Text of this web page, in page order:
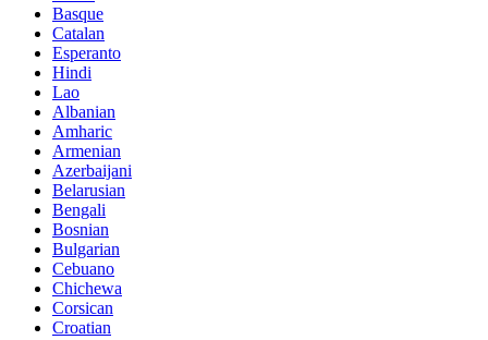
Basque
Catalan
Esperanto
Hindi
Lao
Albanian
Amharic
Armenian
Azerbaijani
Belarusian
Bengali
Bosnian
Bulgarian
Cebuano
Chichewa
Corsican
Croatian